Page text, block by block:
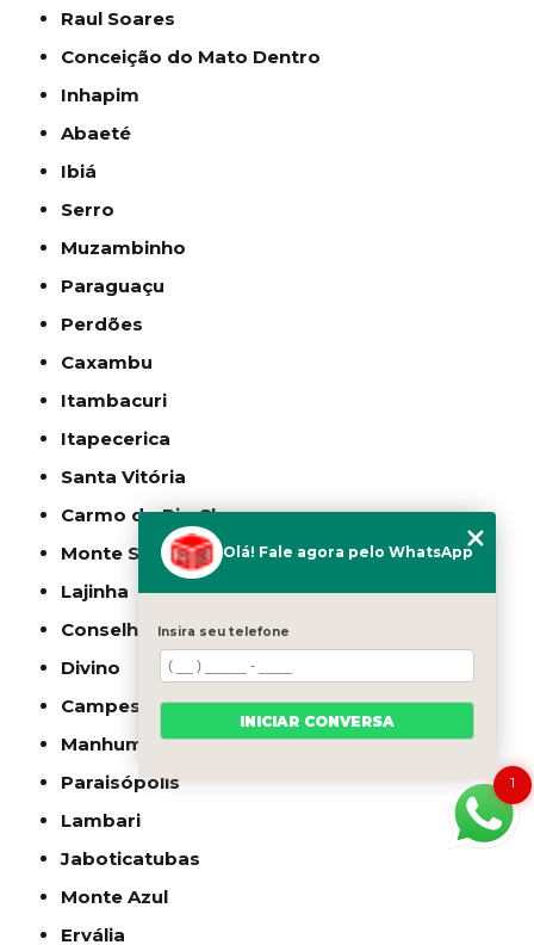
Raul Soares
Conceição do Mato Dentro
Inhapim
Abaeté
Ibiá
Serro
Muzambinho
Paraguaçu
Perdões
Caxambu
Itambacuri
Itapecerica
Santa Vitória
Carmo do Rio Claro
Monte Santo de Minas
Lajinha
Conselheiro Pena
Divino
Campestre
Manhumirim
Paraisópolis
Lambari
Jaboticatubas
Monte Azul
Ervália
1
Olá! Fale agora pelo WhatsApp
Insira seu telefone
INICIAR CONVERSA